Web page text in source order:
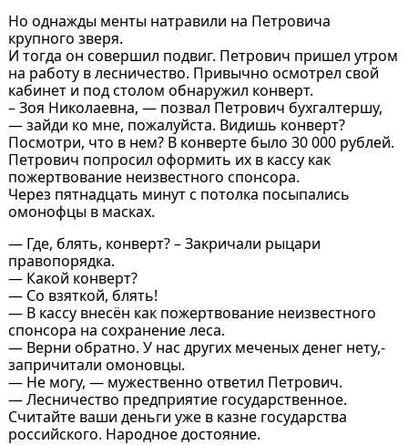
Но однажды менты натравили на Петровича
крупного зверя.
И тогда он совершил подвиг. Петрович пришел утром
на работу в лесничество. Привычно осмотрел свой
кабинет и под столом обнаружил конверт.
– Зоя Николаевна, — позвал Петрович бухгалтершу,
— зайди ко мне, пожалуйста. Видишь конверт?
Посмотри, что в нем? В конверте было 30 000 рублей.
Петрович попросил оформить их в кассу как
пожертвование неизвестного спонсора.
Через пятнадцать минут с потолка посыпались
омонофцы в масках.
— Где, блять, конверт? – Закричали рыцари
правопорядка.
— Какой конверт?
— Со взяткой, блять!
— В кассу внесён как пожертвование неизвестного
спонсора на сохранение леса.
— Верни обратно. У нас других меченых денег нету,-
запричитали омоновцы.
— Не могу, — мужественно ответил Петрович.
— Лесничество предприятие государственное.
Считайте ваши деньги уже в казне государства
российского. Народное достояние.